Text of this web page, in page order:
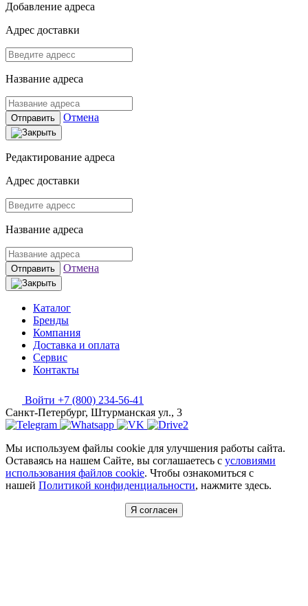
Добавление адреса
Адрес доставки
Название адреса
Отправить Отмена
Редактирование адреса
Адрес доставки
Название адреса
Отправить Отмена
Каталог
Бренды
Компания
Доставка и оплата
Сервис
Контакты
Войти +7 (800) 234-56-41
Санкт-Петербург, Штурманская ул., 3
Мы используем файлы cookie для улучшения работы сайта.
Оставаясь на нашем Сайте, вы соглашаетесь с условиями
использования файлов cookie. Чтобы ознакомиться с
нашей Политикой конфиденциальности, нажмите здесь.
Я согласен